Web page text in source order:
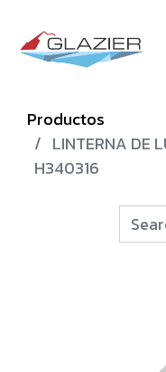
Productos
LINTERNA DE
H340316